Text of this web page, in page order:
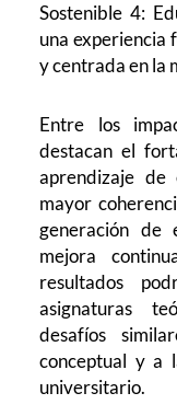
Sostenible 4:
una experiencia
y centrada en la
Entre los
destacan el
aprendizaje de
mayor
generación de
mejora
resultados
asignaturas
desafíos
conceptual y a
universitario.